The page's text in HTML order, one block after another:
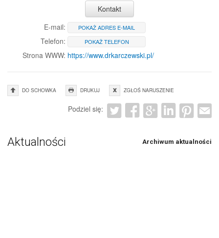
Kontakt
E-mail:
POKAŻ ADRES E-MAIL
Telefon: POKAŻ TELEFON
Strona WWW: https://www.drkarczewski.pl/
DO SCHOWKA DRUKUJ ZGŁOŚ NARUSZENIE
Podziel się:
Aktualności Archiwum aktualności